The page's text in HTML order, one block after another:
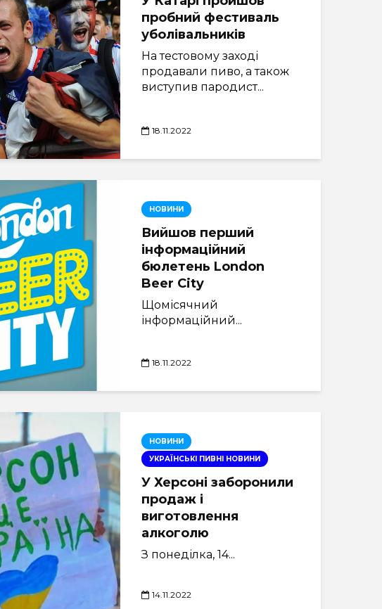
пробний фестиваль
уболівальників
На тестовому заході
продавали пиво, а також
виступив пародист...
18.11.2022
НОВИНИ
Вийшов перший
інформаційний
бюлетень London
Beer City
Щомісячний
інформаційний...
18.11.2022
НОВИНИ
УКРАЇНСЬКІ ПИВНІ НОВИНИ
У Херсоні заборонили
продаж і
виготовлення
алкоголю
З понеділка, 14...
14.11.2022